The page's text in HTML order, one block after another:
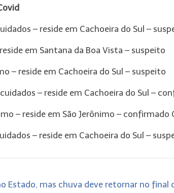
– reside em Cachoeira do Sul –
em Santana da Boa Vista – suspeito
– reside em Cachoeira do Sul – suspeito
– reside em Cachoeira do Sul –
– reside em São Jerônimo – confirmado
– reside em Cachoeira do Sul –
Estado, mas chuva deve retornar no final